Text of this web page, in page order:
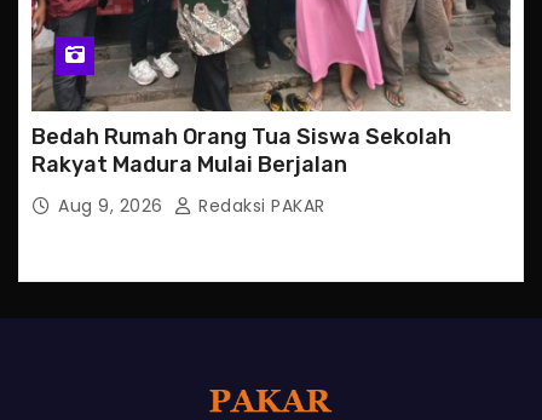
Bedah Rumah Orang Tua Siswa Sekolah
Rakyat Madura Mulai Berjalan
Aug 9, 2026 Redaksi PAKAR